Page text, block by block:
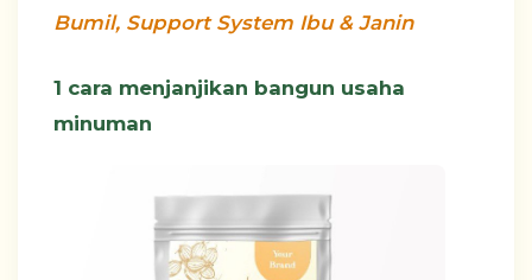
Bumil, Support System Ibu & Janin
1 cara menjanjikan bangun usaha
minuman